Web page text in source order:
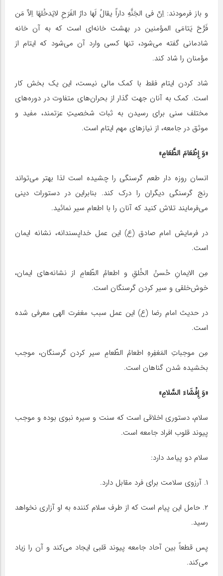
و باز فرمودند: اِنّ فی الجَنَّهِ داراً یقالُ لَها دارُ الفَرَحِ لایَدخُلهَا اِلاّ مَن
فَرَّحَ یَتامَی المؤمنین در بهشت خانه‌ای است که به آن خانه
شادمانی گفته می‌شود، تنها کسی وارد آن می‌شود که ایتام از
مؤمنان را شاد کند.
شاد کردن ایتام فقط با کمک مالی نیست، این یک بخش کار
است. کمک به آنان جهت گذار از بحران‌های متفاوت در دوره‌های
مختلف سنی برای رسیدن به ثبات شخصیتِ عزتمند، مفید و
موثق در جامعه، از نیازهای مهم ایتام است.
«وَ إِطْعَامَ الطَّعَامِ»
انسان روزه دار طعم گرسنگی را چشیده است لذا بهتر می‌تواند
رنج گرسنگی دیگران را درک کند. بنابراین در دستورات دینی
می‌فرمایند تلاش کنید که آنان را با اطعام سیر نمائید.
در فرمایش امام صادق (ع) این عمل خداپسندانه، نشانه ایمان
است.
مِن الایمانِ حُسنُ الخُلقِ و اطعامُ الطّعامِ از نشانه‌های ایمان،
خوش‌خلقی و سیر کردن گرسنگان است.
در حدیث امام رضا (ع) این عمل سبب مغفرت الهی معرفی شده
است.
مِن موجباتِ المَغفِرهِ اطعامُ الطّعامِ سیر کردن گرسنگان، موجب
بخشیده شدن گناهان است.
«وَ إِفْشَاءَ السَّلامِ»
سلام، دستوری اخلاقی است که سنت و سیره نبوی بوده و موجب
پیوند قلوب افراد جامعه است.
سلام دو پیامد دارد:
۱. آرزوی سلامت برای فرد مقابل دارد.
۲. حامل این پیام است که از طرف سلام کننده به او آزاری نخواهد
رسید.
پس قطعاً بین آحاد جامعه پیوند قلبی ایجاد می‌کند و آن را زیاد
می‌کند.